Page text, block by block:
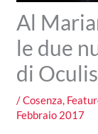
Al
le due
di
/Cosenza,
Febbraio 2017